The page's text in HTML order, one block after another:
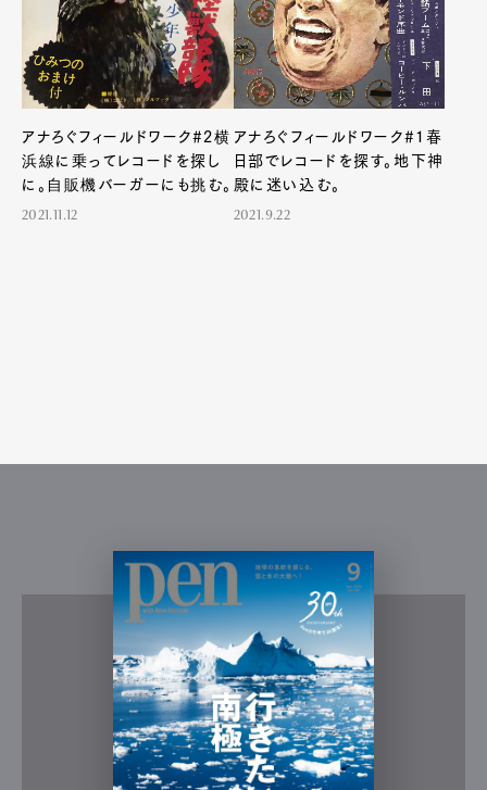
アナろぐフィールドワーク#2横
浜線に乗ってレコードを探し
に。自販機バーガーにも挑む。
2021.11.12
アナろぐフィールドワーク#1春
日部でレコードを探す。地下神
殿に迷い込む。
2021.9.22